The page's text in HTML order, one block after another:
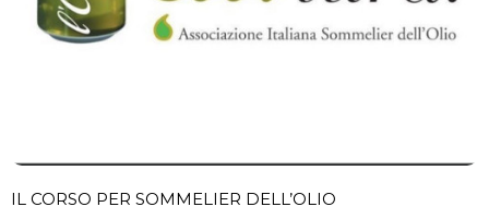
IL CORSO PER SOMMELIER DELL’OLIO